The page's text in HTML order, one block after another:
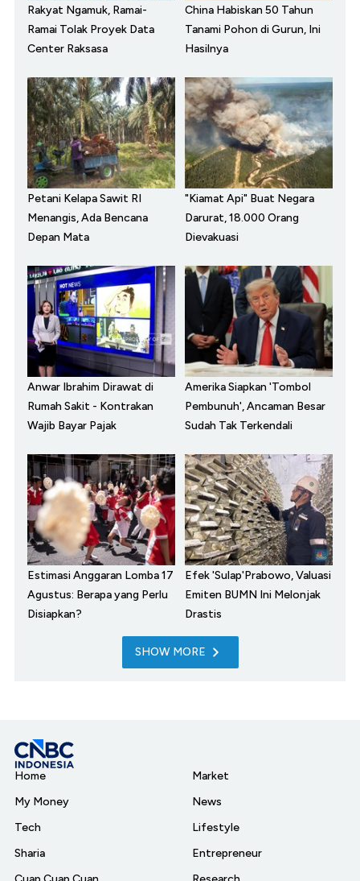
Rakyat Ngamuk, Ramai-
Ramai Tolak Proyek Data
Center Raksasa
China Habiskan 50 Tahun
Tanami Pohon di Gurun, Ini
Hasilnya
Petani Kelapa Sawit RI
Menangis, Ada Bencana
Depan Mata
"Kiamat Api" Buat Negara
Darurat, 18.000 Orang
Dievakuasi
Anwar Ibrahim Dirawat di
Rumah Sakit - Kontrakan
Wajib Bayar Pajak
Amerika Siapkan 'Tombol
Pembunuh', Ancaman Besar
Sudah Tak Terkendali
Estimasi Anggaran Lomba 17
Agustus: Berapa yang Perlu
Disiapkan?
Efek 'Sulap'Prabowo, Valuasi
Emiten BUMN Ini Melonjak
Drastis
SHOW MORE
Home
My Money
Tech
Sharia
Market
News
Lifestyle
Entrepreneur